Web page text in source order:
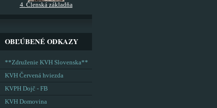
4. Členská základňa
OBĽÚBENÉ ODKAZY
**Združenie KVH Slovenska**
KVH Červená hviezda
KVPH Dojč - FB
KVH Domovina